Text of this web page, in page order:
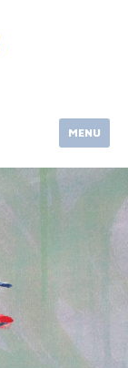
MENU